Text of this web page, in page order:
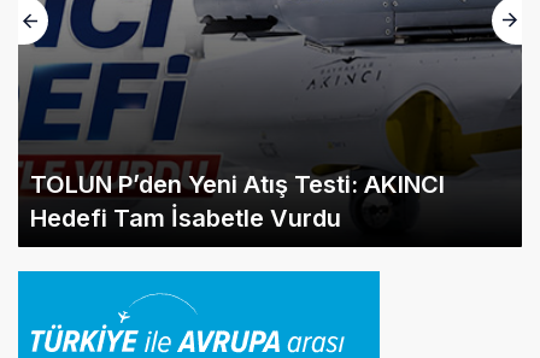
TOLUN P’den Yeni Atış Testi: AKINCI
Hedefi Tam İsabetle Vurdu